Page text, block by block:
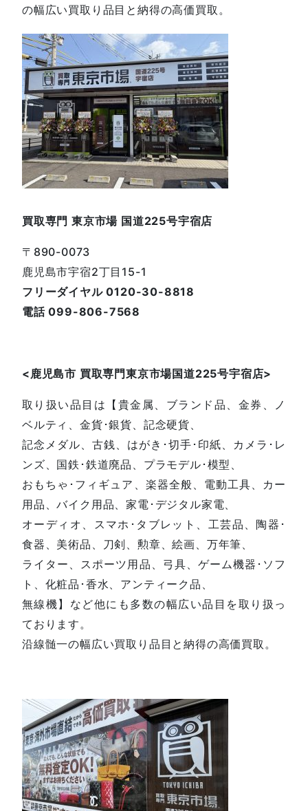
の幅広い買取り品目と納得の高価買取。
買取専門 東京市場 国道225号宇宿店
〒890-0073
鹿児島市宇宿2丁目15-1
フリーダイヤル 0120-30-8818
電話 099-806-7568
<鹿児島市 買取専門東京市場国道225号宇宿店>
取り扱い品目は【貴金属、ブランド品、金券、ノ
ベルティ、金貨･銀貨、記念硬貨、
記念メダル、古銭、はがき･切手･印紙、カメラ･レ
ンズ、国鉄･鉄道廃品、プラモデル･模型、
おもちゃ･フィギュア、楽器全般、電動工具、カー
用品、バイク用品、家電･デジタル家電、
オーディオ、スマホ･タブレット、工芸品、陶器･
食器、美術品、刀剣、勲章、絵画、万年筆、
ライター、スポーツ用品、弓具、ゲーム機器･ソフ
ト、化粧品･香水、アンティーク品、
無線機】など他にも多数の幅広い品目を取り扱っ
ております。
沿線髄一の幅広い買取り品目と納得の高価買取。